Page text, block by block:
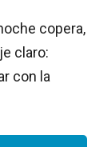
copera,
claro:
con la